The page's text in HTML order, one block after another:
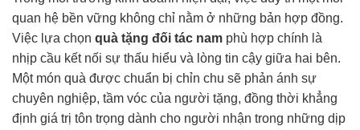
quan hệ bền vững không chỉ nằm ở những bản hợp đồng.
Việc lựa chọn quà tặng đối tác nam phù hợp chính là
nhịp cầu kết nối sự thấu hiểu và lòng tin cậy giữa hai bên.
Một món quà được chuẩn bị chỉn chu sẽ phản ánh sự
chuyên nghiệp, tầm vóc của người tặng, đồng thời khẳng
định giá trị tôn trọng dành cho người nhận trong những dịp